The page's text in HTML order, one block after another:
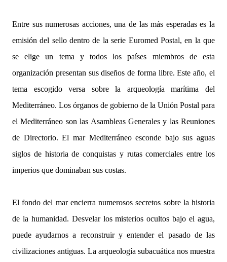
Entre sus numerosas acciones, una de las más esperadas es la
emisión del sello dentro de la serie Euromed Postal, en la que
se elige un tema y todos los países miembros de esta
organización presentan sus diseños de forma libre. Este año, el
tema escogido versa sobre la arqueología marítima del
Mediterráneo. Los órganos de gobierno de la Unión Postal para
el Mediterráneo son las Asambleas Generales y las Reuniones
de Directorio. El mar Mediterráneo esconde bajo sus aguas
siglos de historia de conquistas y rutas comerciales entre los
imperios que dominaban sus costas.
El fondo del mar encierra numerosos secretos sobre la historia
de la humanidad. Desvelar los misterios ocultos bajo el agua,
puede ayudarnos a reconstruir y entender el pasado de las
civilizaciones antiguas. La arqueología subacuática nos muestra